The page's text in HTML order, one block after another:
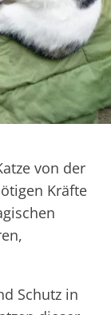
von der
Kräfte
Schutz in